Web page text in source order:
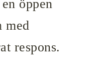
öppen
med
respons.